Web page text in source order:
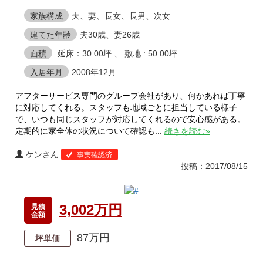
家族構成
夫、妻、長女、長男、次女
建てた年齢
夫30歳、妻26歳
面積
延床：30.00坪 、 敷地 : 50.00坪
入居年月
2008年12月
アフターサービス専門のグループ会社があり、何かあれば丁寧
に対応してくれる。スタッフも地域ごとに担当している様子
で、いつも同じスタッフが対応してくれるので安心感がある。
定期的に家全体の状況について確認も... 続きを読む»
ケンさん 事実確認済
投稿：2017/08/15
見積
金額
3,002万円
坪単価 87万円